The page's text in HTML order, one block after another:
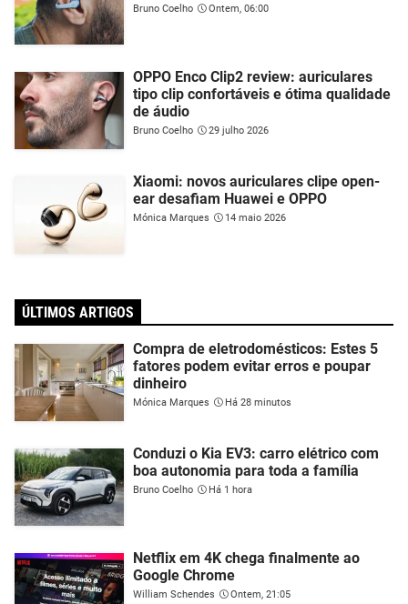
Bruno Coelho Ontem, 06:00
OPPO Enco Clip2 review: auriculares
tipo clip confortáveis e ótima qualidade
de áudio
Bruno Coelho 29 julho 2026
Xiaomi: novos auriculares clipe open-
ear desafiam Huawei e OPPO
Mónica Marques 14 maio 2026
ÚLTIMOS ARTIGOS
Compra de eletrodomésticos: Estes 5
fatores podem evitar erros e poupar
dinheiro
Mónica Marques Há 28 minutos
Conduzi o Kia EV3: carro elétrico com
boa autonomia para toda a família
Bruno Coelho Há 1 hora
Netflix em 4K chega finalmente ao
Google Chrome
William Schendes Ontem, 21:05